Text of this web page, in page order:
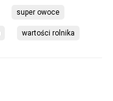
super owoce
wartości rolnika